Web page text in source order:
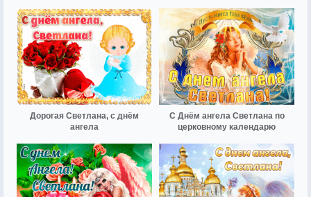
Дорогая Светлана, с днём
ангела
С Днём ангела Светлана по
церковному календарю